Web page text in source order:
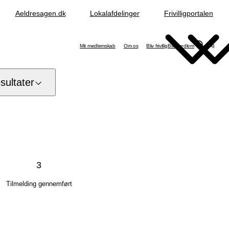
Aeldresagen.dk Lokalafdelinger Frivilligportalen
Mit medlemskab Om os Bliv frivilligBliv medlem Søg
3
Tilmelding gennemført